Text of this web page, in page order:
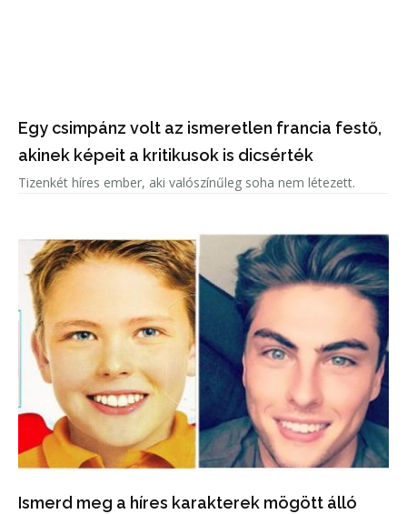
Egy csimpánz volt az ismeretlen francia festő,
akinek képeit a kritikusok is dicsérték
Tizenkét híres ember, aki valószínűleg soha nem létezett.
Ismerd meg a híres karakterek mögött álló